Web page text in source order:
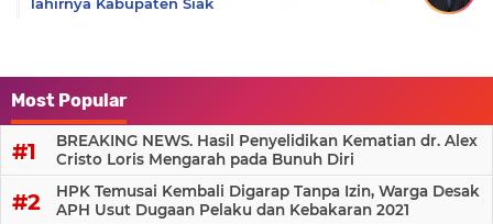
Most Popular
BREAKING NEWS. Hasil Penyelidikan Kematian dr. Alex
Cristo Loris Mengarah pada Bunuh Diri
HPK Temusai Kembali Digarap Tanpa Izin, Warga Desak
APH Usut Dugaan Pelaku dan Kebakaran 2021